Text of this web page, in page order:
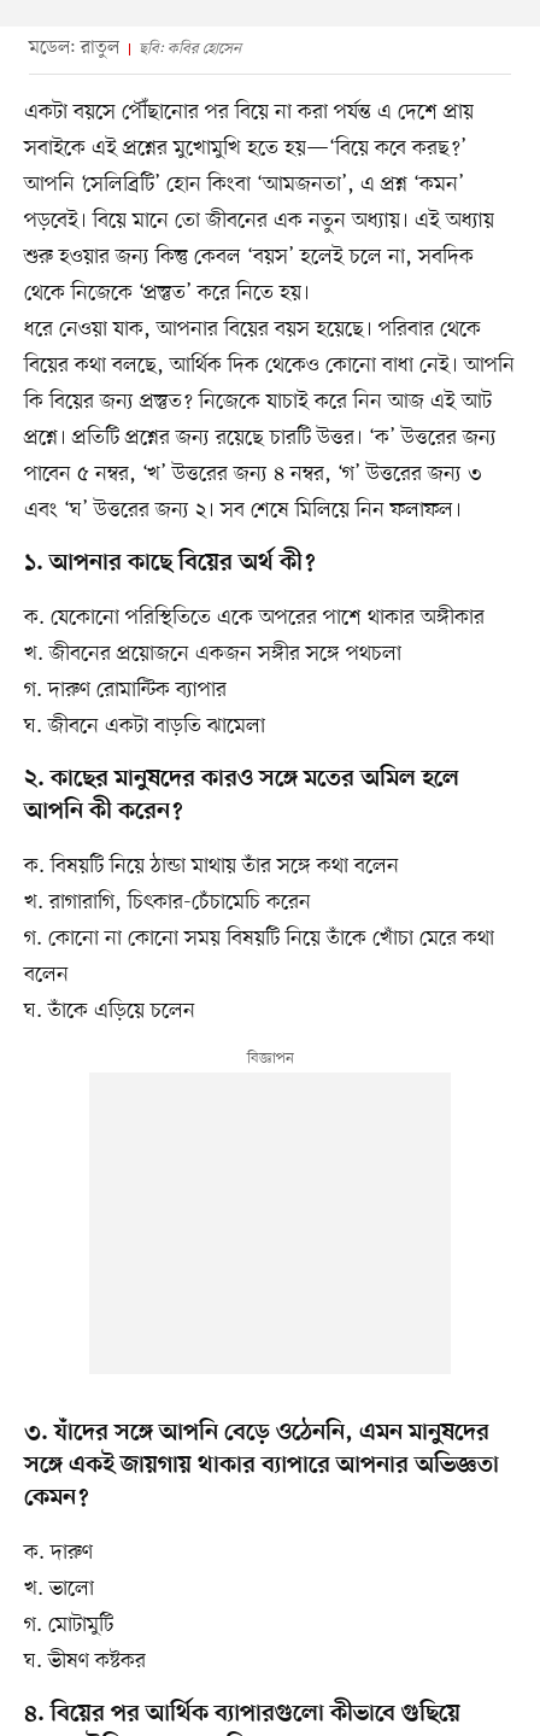
মডেল: রাতুল ছবি: কবির হোসেন
একটা বয়সে পৌঁছানোর পর বিয়ে না করা পর্যন্ত এ দেশে প্রায়
সবাইকে এই প্রশ্নের মুখোমুখি হতে হয়—‘বিয়ে কবে করছ?’
আপনি ‘সেলিব্রিটি’ হোন কিংবা ‘আমজনতা’, এ প্রশ্ন ‘কমন’
পড়বেই। বিয়ে মানে তো জীবনের এক নতুন অধ্যায়। এই অধ্যায়
শুরু হওয়ার জন্য কিন্তু কেবল ‘বয়স’ হলেই চলে না, সবদিক
থেকে নিজেকে ‘প্রস্তুত’ করে নিতে হয়।
ধরে নেওয়া যাক, আপনার বিয়ের বয়স হয়েছে। পরিবার থেকে
বিয়ের কথা বলছে, আর্থিক দিক থেকেও কোনো বাধা নেই। আপনি
কি বিয়ের জন্য প্রস্তুত? নিজেকে যাচাই করে নিন আজ এই আট
প্রশ্নে। প্রতিটি প্রশ্নের জন্য রয়েছে চারটি উত্তর। ‘ক’ উত্তরের জন্য
পাবেন ৫ নম্বর, ‘খ’ উত্তরের জন্য ৪ নম্বর, ‘গ’ উত্তরের জন্য ৩
এবং ‘ঘ’ উত্তরের জন্য ২। সব শেষে মিলিয়ে নিন ফলাফল।
১. আপনার কাছে বিয়ের অর্থ কী?
ক. যেকোনো পরিস্থিতিতে একে অপরের পাশে থাকার অঙ্গীকার
খ. জীবনের প্রয়োজনে একজন সঙ্গীর সঙ্গে পথচলা
গ. দারুণ রোমান্টিক ব্যাপার
ঘ. জীবনে একটা বাড়তি ঝামেলা
২. কাছের মানুষদের কারও সঙ্গে মতের অমিল হলে
আপনি কী করেন?
ক. বিষয়টি নিয়ে ঠান্ডা মাথায় তাঁর সঙ্গে কথা বলেন
খ. রাগারাগি, চিৎকার-চেঁচামেচি করেন
গ. কোনো না কোনো সময় বিষয়টি নিয়ে তাঁকে খোঁচা মেরে কথা
বলেন
ঘ. তাঁকে এড়িয়ে চলেন
৩. যাঁদের সঙ্গে আপনি বেড়ে ওঠেননি, এমন মানুষদের
সঙ্গে একই জায়গায় থাকার ব্যাপারে আপনার অভিজ্ঞতা
কেমন?
ক. দারুণ
খ. ভালো
গ. মোটামুটি
ঘ. ভীষণ কষ্টকর
৪. বিয়ের পর আর্থিক ব্যাপারগুলো কীভাবে গুছিয়ে